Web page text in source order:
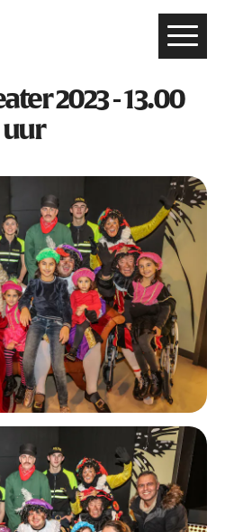
2023 - 13.00
uur